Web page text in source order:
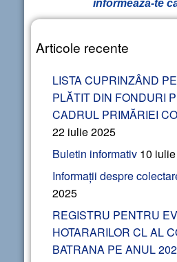
informează-te
Articole recente
LISTA CUPRINZÂND
PLĂTIT DIN FONDURI
CADRUL PRIMĂRIEI
22 iulie 2025
Buletin informativ 10
Informații despre
2025
REGISTRU PENTRU
HOTARARILOR CL AL
BATRANA PE ANUL